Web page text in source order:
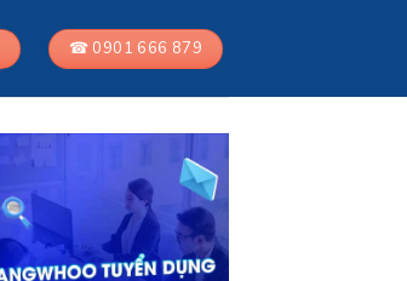
☎ 0901 666 879